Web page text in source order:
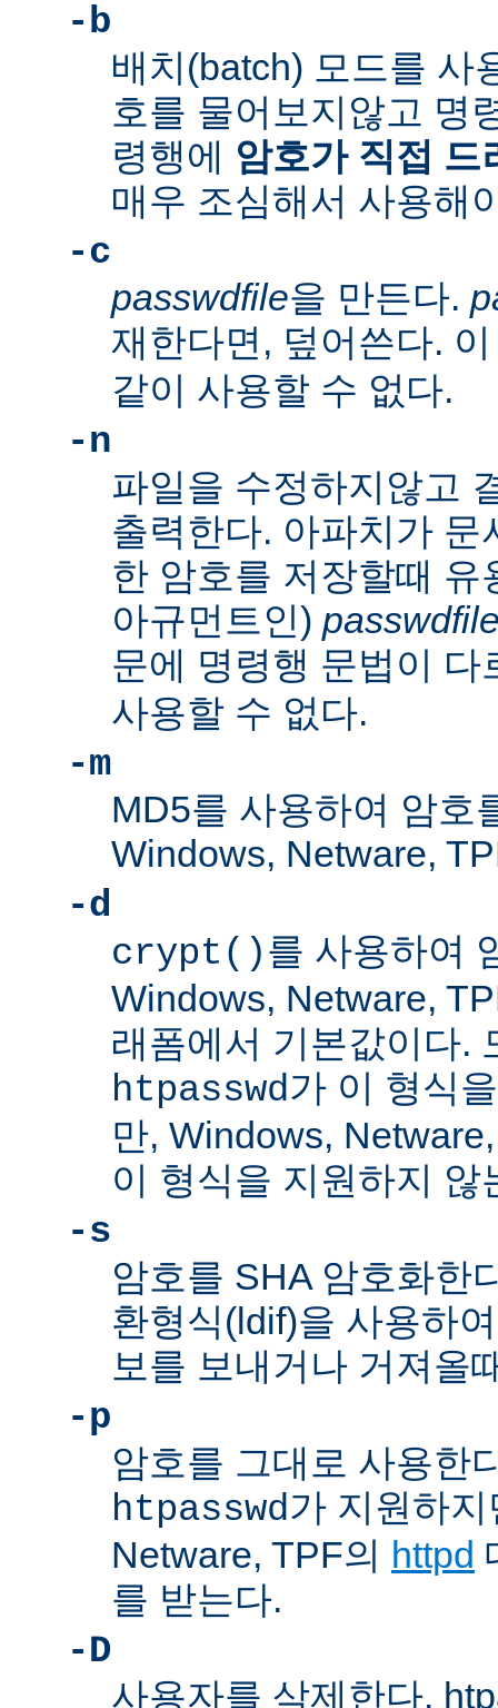
-b
배치(batch) 모드를 사
호를 물어보지않고 명
령행에 암호가 직접 드
매우 조심해서 사용해
-c
passwdfile을 만든다.
재한다면, 덮어쓴다.
같이 사용할 수 없다.
-n
파일을 수정하지않고
출력한다. 아파치가 문
한 암호를 저장할때
아규먼트인)
문에 명령행 문법이
사용할 수 없다.
-m
MD5를 사용하여 암호
Windows, Netware,
-d
crypt()를 사용하여
Windows, Netware,
래폼에서 기본값이다.
htpasswd가 이 형식
만, Windows,
이 형식을 지원하지 않
-s
암호를 SHA 암호화한
환형식(ldif)을 사용하
보를 보내거나 거져올
-p
암호를 그대로 사용한
htpasswd가 지원하
Netware, TPF의 httpd
를 받는다.
-D
사용자를 삭제한다.